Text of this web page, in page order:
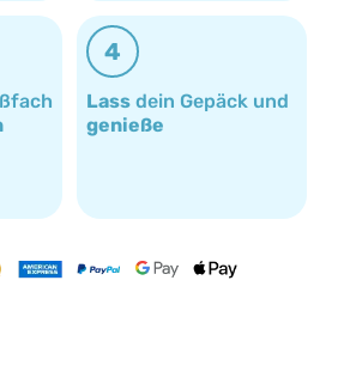
4
Lass dein Gepäck und
genieße